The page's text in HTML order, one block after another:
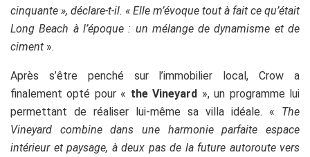
cinquante », déclare-t-il. « Elle m’évoque tout à fait ce qu’était
Long Beach à l’époque : un mélange de dynamisme et de
ciment ».
Après s’être penché sur l’immobilier local, Crow a
finalement opté pour « the Vineyard », un programme lui
permettant de réaliser lui-même sa villa idéale. « The
Vineyard combine dans une harmonie parfaite espace
intérieur et paysage, à deux pas de la future autoroute vers